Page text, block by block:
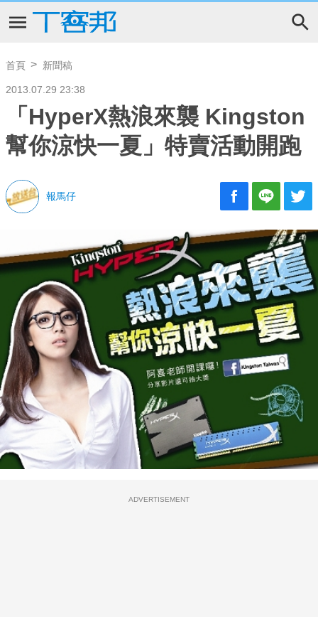
首頁 新聞稿
2013.07.29 23:38
「HyperX熱浪來襲 Kingston
幫你涼快一夏」特賣活動開跑
報馬仔
ADVERTISEMENT